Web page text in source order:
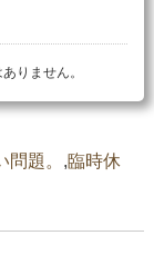
りません。
題。 ,臨時休